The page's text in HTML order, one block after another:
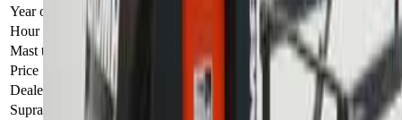
Year of manufacture
Hour meter reading (h)
Mast type
Price
Dealer product no.
ANL1004182
Supralift product no.
12778680E